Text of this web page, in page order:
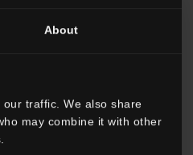
About
traffic. We also share
may combine it with other